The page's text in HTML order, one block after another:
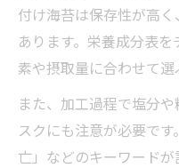
付け海苔は保存性が高
あります。栄養成分表
素や摂取量に合わせて選
また、加工過程で塩分
スクにも注意が必要で
亡」などのキーワードが